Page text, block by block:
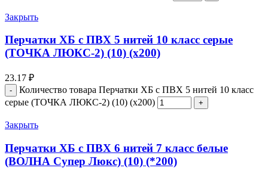
Закрыть
Перчатки ХБ с ПВХ 5 нитей 10 класс серые
(ТОЧКА ЛЮКС-2) (10) (х200)
23.17 ₽
Количество товара Перчатки ХБ с ПВХ 5 нитей 10 класс
серые (ТОЧКА ЛЮКС-2) (10) (х200)
Закрыть
Перчатки ХБ с ПВХ 6 нитей 7 класс белые
(ВОЛНА Супер Люкс) (10) (*200)